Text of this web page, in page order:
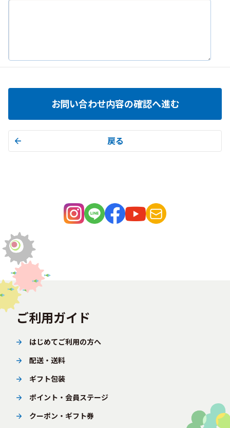
お問い合わせ内容の確認へ進む
戻る
ご利用ガイド
はじめてご利用の方へ
配送・送料
ギフト包装
ポイント・会員ステージ
クーポン・ギフト券